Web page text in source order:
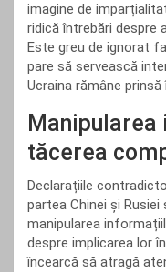
imagine de
ridică întrebări despre
Este greu de ignorat
pare să servească
Ucraina rămâne
tăcerea
Declarațiile
partea Chinei și
manipularea
despre implicarea lor
încearcă să atragă